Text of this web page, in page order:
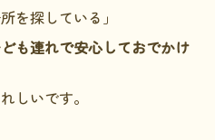
関する実態調査
を探している」
も連れで安心しておでかけ
しいです。